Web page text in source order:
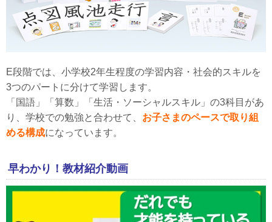
E段階では、小学校2年生程度の学習内容・社会的スキルを
3つのパートに分けて学習します。
「国語」「算数」「生活・ソーシャルスキル」の3科目があ
り、学校での勉強と合わせて、 お子さまのペースで取り組
める構成になっています。
早わかり！教材紹介動画